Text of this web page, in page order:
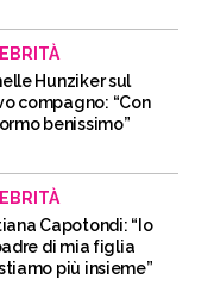
Hunziker sul
compagno: “Con
benissimo”
Capotondi: “Io
di mia figlia
più insieme”